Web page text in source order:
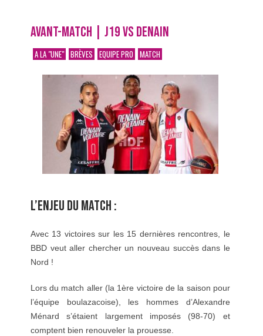
AVANT-MATCH | J19 VS DENAIN
A LA "UNE" BRÈVES EQUIPE PRO MATCH
L’ENJEU DU MATCH :
Avec 13 victoires sur les 15 dernières rencontres, le
BBD veut aller chercher un nouveau succès dans le
Nord !
Lors du match aller (la 1ère victoire de la saison pour
l’équipe boulazacoise), les hommes d’Alexandre
Ménard s’étaient largement imposés (98-70) et
comptent bien renouveler la prouesse.